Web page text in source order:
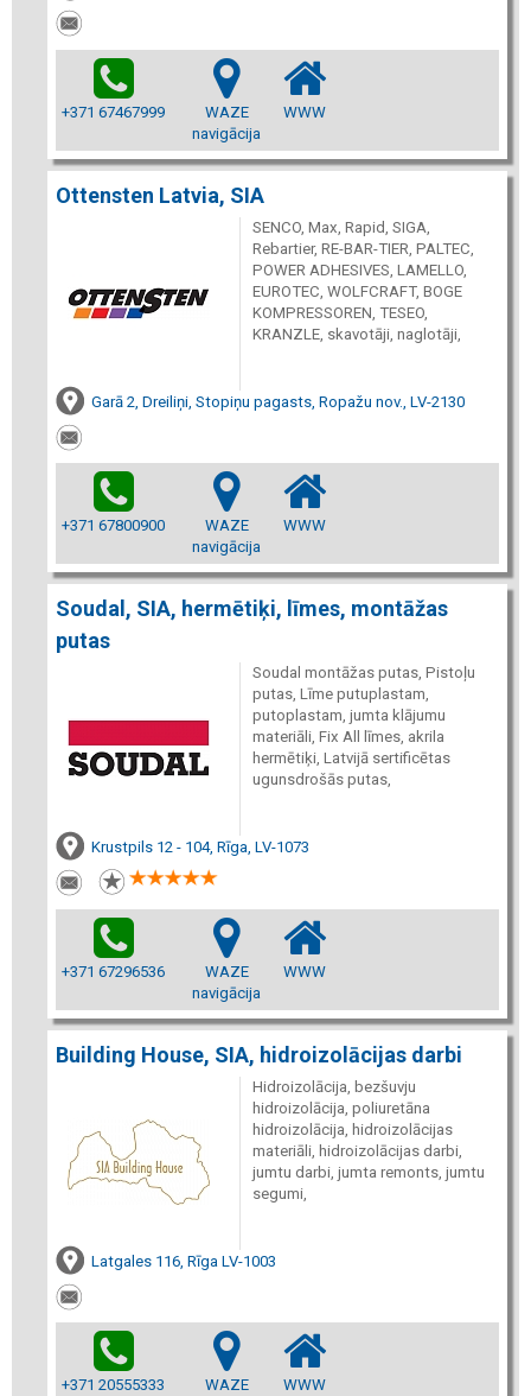
+371 67467999
WAZE
navigācija
WWW
Ottensten Latvia, SIA
SENCO, Max, Rapid, SIGA,
Rebartier, RE-BAR-TIER, PALTEC,
POWER ADHESIVES, LAMELLO,
EUROTEC, WOLFCRAFT, BOGE
KOMPRESSOREN, TESEO,
KRANZLE, skavotāji, naglotāji,
Garā 2, Dreiliņi, Stopiņu pagasts, Ropažu nov., LV-2130
+371 67800900
WAZE
navigācija
WWW
Soudal, SIA, hermētiķi, līmes, montāžas
putas
Soudal montāžas putas, Pistoļu
putas, Līme putuplastam,
putoplastam, jumta klājumu
materiāli, Fix All līmes, akrila
hermētiķi, Latvijā sertificētas
ugunsdrošās putas,
Krustpils 12 - 104, Rīga, LV-1073
+371 67296536
WAZE
navigācija
WWW
Building House, SIA, hidroizolācijas darbi
Hidroizolācija, bezšuvju
hidroizolācija, poliuretāna
hidroizolācija, hidroizolācijas
materiāli, hidroizolācijas darbi,
jumtu darbi, jumta remonts, jumtu
segumi,
Latgales 116, Rīga LV-1003
+371 20555333
WAZE
WWW